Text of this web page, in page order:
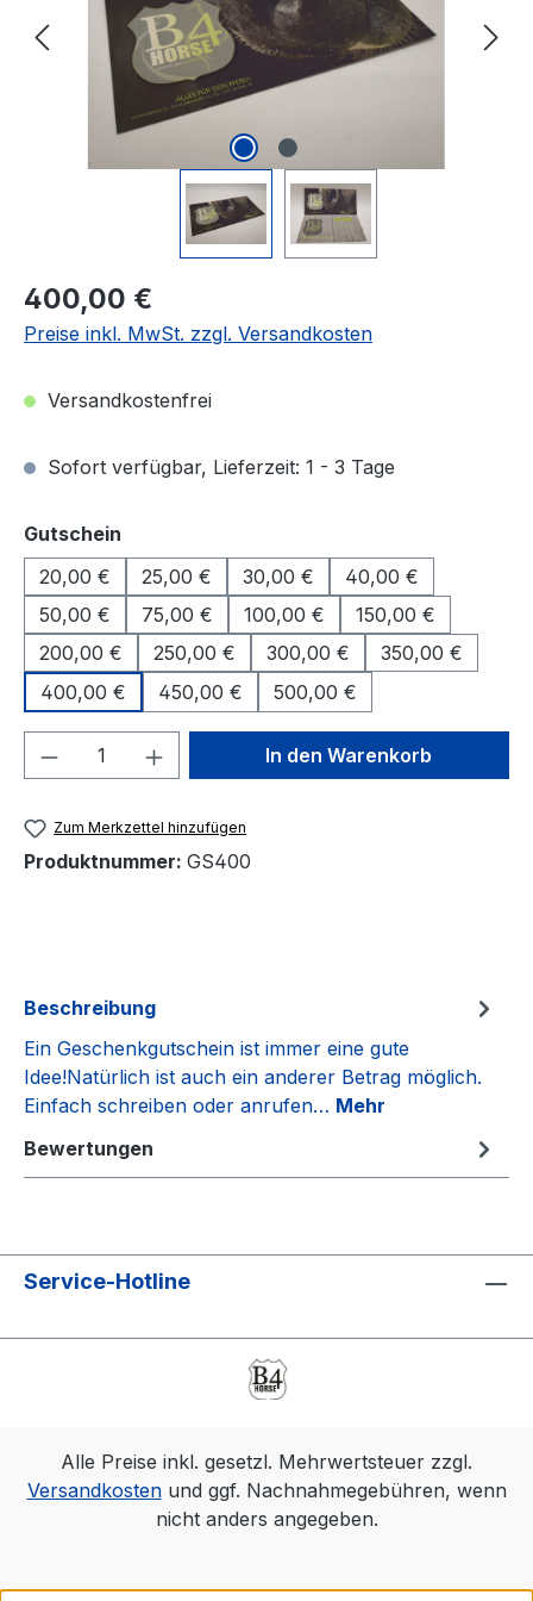
Regulärer Preis:
400,00 €
Preise inkl. MwSt. zzgl. Versandkosten
Versandkostenfrei
Sofort verfügbar, Lieferzeit: 1 - 3 Tage
Gutschein
20,00 €
25,00 € 30,00 €
40,00 €
50,00 €
75,00 € 100,00 €
150,00 €
200,00 €
250,00 € 300,00 €
350,00 €
400,00 €
450,00 € 500,00 €
Produkt Anzahl: Gib denIn den Warenkorb
Zum Merkzettel hinzufügen
Produktnummer: GS400
Beschreibung
Ein Geschenkgutschein ist immer eine gute
Idee!Natürlich ist auch ein anderer Betrag möglich.
Einfach schreiben oder anrufen… Mehr
Bewertungen
Service-Hotline
Alle Preise inkl. gesetzl. Mehrwertsteuer zzgl.
Versandkostenund ggf. Nachnahmegebühren, wenn
nicht anders angegeben.